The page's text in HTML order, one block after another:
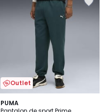
Outlet
PUMA
5
/
3